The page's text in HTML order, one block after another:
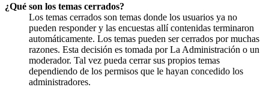
¿Qué son los temas cerrados?
Los temas cerrados son temas donde los usuarios ya no
pueden responder y las encuestas allí contenidas terminaron
automáticamente. Los temas pueden ser cerrados por muchas
razones. Esta decisión es tomada por La Administración o un
moderador. Tal vez pueda cerrar sus propios temas
dependiendo de los permisos que le hayan concedido los
administradores.